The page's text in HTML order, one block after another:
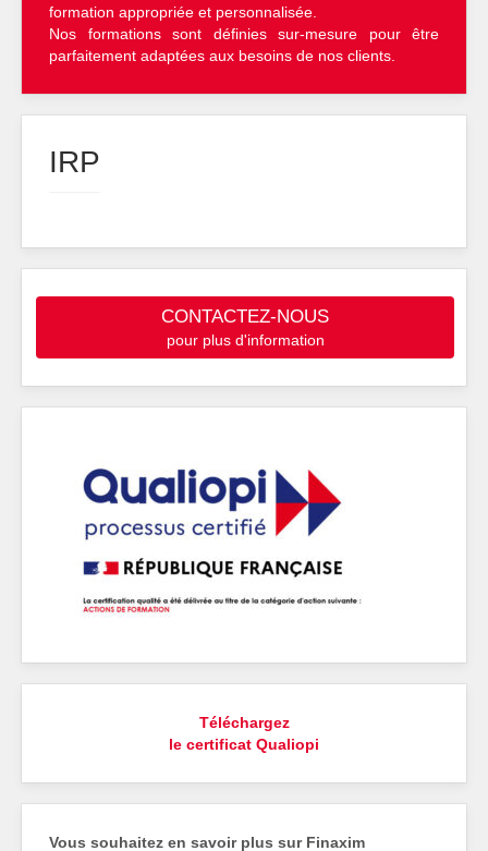
formation appropriée et personnalisée.
Nos formations sont définies sur-mesure pour être
parfaitement adaptées aux besoins de nos clients.
IRP
CONTACTEZ-NOUS
pour plus d'information
Téléchargez
le certificat Qualiopi
Vous souhaitez en savoir plus sur Finaxim